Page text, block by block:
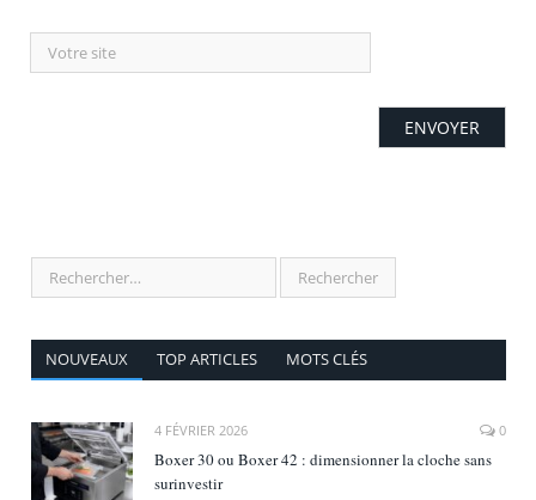
NOUVEAUX TOP ARTICLES MOTS CLÉS
4 FÉVRIER 2026 0
Boxer 30 ou Boxer 42 : dimensionner la cloche sans
surinvestir